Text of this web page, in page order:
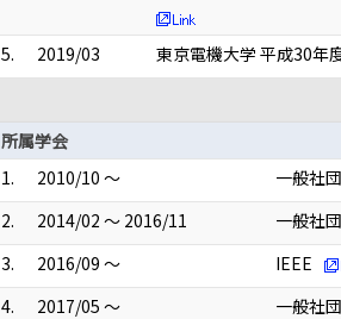
5. 2019/03
東京電機大学 平成30年
所属学会
1.
2010/10 ～
一般社
2.
2014/02 ～ 2016/11
一般社
3.
2016/09 ～
IEEE
4.
2017/05 ～
一般社